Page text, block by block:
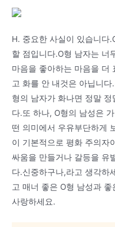
H. 중요한 사실이 있습니다
할 점입니다.O형 남자는 너
마음을 좋아하는 마음을 더
고 화를 안 내것은 아닙니
형의 남자가 화나면 정말
다.또 하나, O형의 남성은
떤 의미에서 우유부단하게
이 기본적으로 평화 주의자
싸움을 만들거나 갈등을 유
다.신중하구나,라고 생각하
고 매너 좋은 O형 남성과
사랑하세요.